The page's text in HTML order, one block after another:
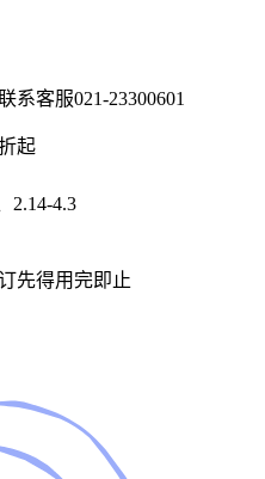
客服021-23300601
起
2.14-4.3
先得用完即止